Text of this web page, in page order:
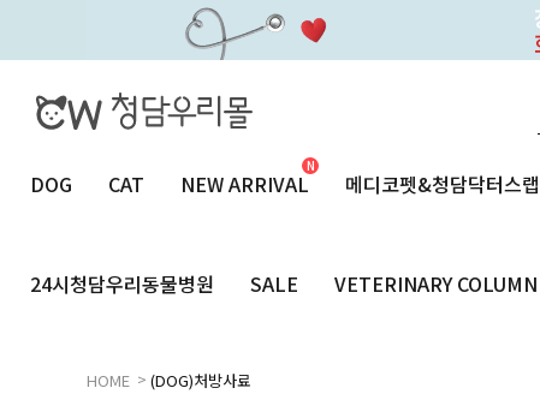
DOG CAT NEW ARRIVAL 메디코펫&청담닥터스랩
24시청담우리동물병원 SALE VETERINARY COLUMN
HOME > (DOG)처방사료